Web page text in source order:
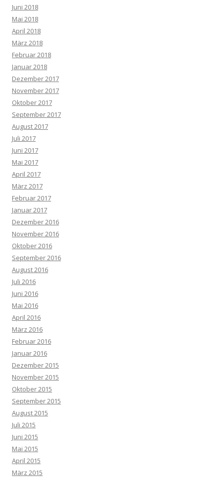
Juni 2018
Mai 2018
April 2018
März 2018
Februar 2018
Januar 2018
Dezember 2017
November 2017
Oktober 2017
September 2017
August 2017
Juli 2017
Juni 2017
Mai 2017
April 2017
März 2017
Februar 2017
Januar 2017
Dezember 2016
November 2016
Oktober 2016
September 2016
August 2016
Juli 2016
Juni 2016
Mai 2016
April 2016
März 2016
Februar 2016
Januar 2016
Dezember 2015
November 2015
Oktober 2015
September 2015
August 2015
Juli 2015
Juni 2015
Mai 2015
April 2015
März 2015